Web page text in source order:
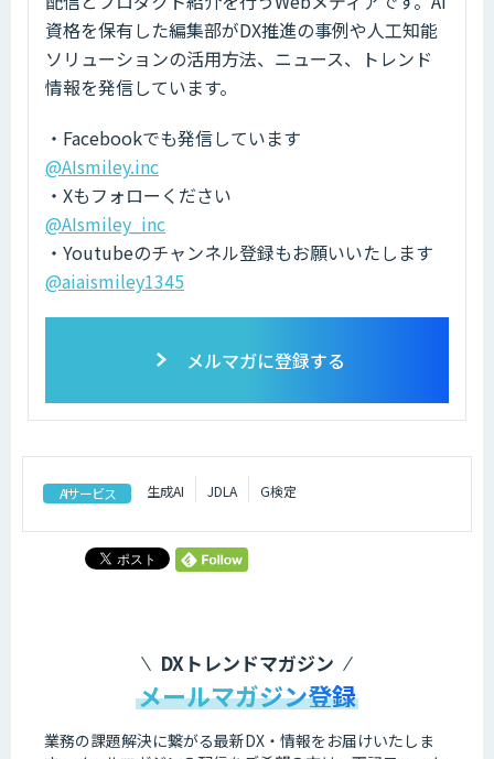
資格を保有した編集部がDX推進の事例や人工知能
ソリューションの活用方法、ニュース、トレンド
情報を発信しています。
・Facebookでも発信しています
@AIsmiley.inc
・Xもフォローください
@AIsmiley_inc
・Youtubeのチャンネル登録もお願いいたします
@aiaismiley1345
メルマガに登録する
AIサービス 生成AI JDLA G検定
DXトレンドマガジン
メールマガジン登録
業務の課題解決に繋がる最新DX・情報をお届けいたしま